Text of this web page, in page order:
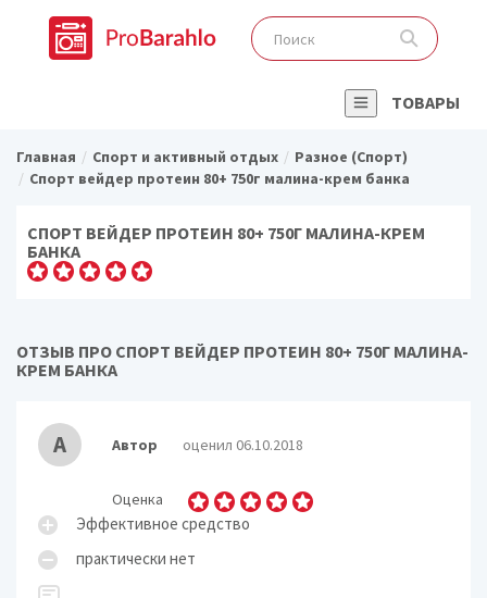
ТОВАРЫ
Главная Спорт и активный отдых
Разное (Спорт)
Спорт вейдер протеин 80+ 750г малина-крем банка
СПОРТ ВЕЙДЕР ПРОТЕИН 80+ 750Г МАЛИНА-КРЕМ
БАНКА
ОТЗЫВ ПРО СПОРТ ВЕЙДЕР ПРОТЕИН 80+ 750Г МАЛИНА-
КРЕМ БАНКА
А Автор оценил 06.10.2018
Оценка
Эффективное средство
практически нет